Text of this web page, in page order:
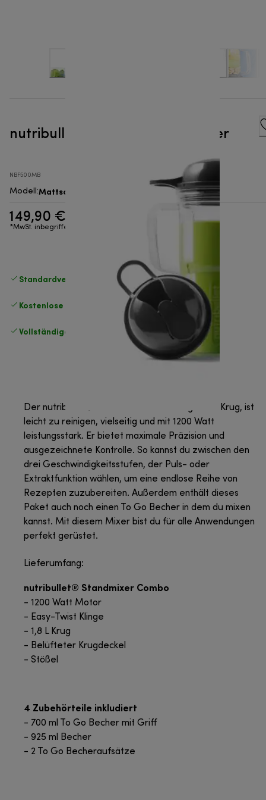
nutribullet® Combo - Standmixer
NBF500MB
Modell :Mattschwarz
149,90 €
*MwSt. inbegriffen
Standardversand kostenlos ab 49 €
Kostenlose Rücksendungen .
Vollständige Herstellergarantie
Der nutribullet® Standmixer hat einen großen Krug, ist
leicht zu reinigen, vielseitig und mit 1200 Watt
leistungsstark. Er bietet maximale Präzision und
ausgezeichnete Kontrolle. So kannst du zwischen den
drei Geschwindigkeitsstufen, der Puls- oder
Extraktfunktion wählen, um eine endlose Reihe von
Rezepten zuzubereiten. Außerdem enthält dieses
Paket auch noch einen To Go Becher in dem du mixen
kannst. Mit diesem Mixer bist du für alle Anwendungen
perfekt gerüstet.
Lieferumfang:
nutribullet® Standmixer Combo
- 1200 Watt Motor
- Easy-Twist Klinge
- 1,8 L Krug
- Belüfteter Krugdeckel
- Stößel
4 Zubehörteile inkludiert
- 700 ml To Go Becher mit Griff
- 925 ml Becher
- 2 To Go Becheraufsätze